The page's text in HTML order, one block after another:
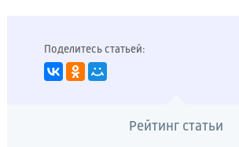
Поделитесь статьей:
Рейтинг статьи